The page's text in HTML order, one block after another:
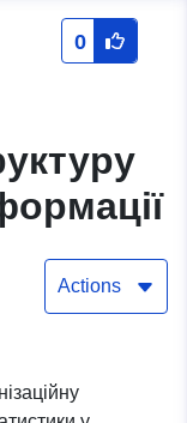
0
Actions